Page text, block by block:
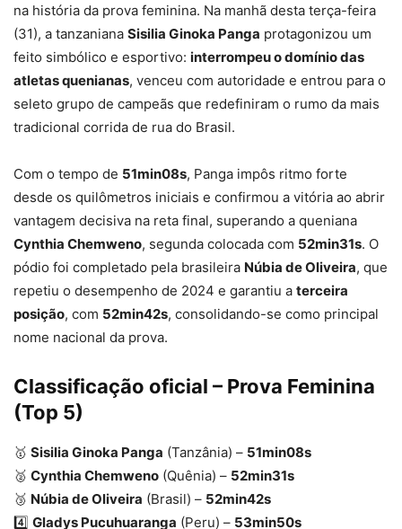
na história da prova feminina. Na manhã desta terça-feira
(31), a tanzaniana Sisilia Ginoka Panga protagonizou um
feito simbólico e esportivo: interrompeu o domínio das
atletas quenianas, venceu com autoridade e entrou para o
seleto grupo de campeãs que redefiniram o rumo da mais
tradicional corrida de rua do Brasil.
Com o tempo de 51min08s, Panga impôs ritmo forte
desde os quilômetros iniciais e confirmou a vitória ao abrir
vantagem decisiva na reta final, superando a queniana
Cynthia Chemweno, segunda colocada com 52min31s. O
pódio foi completado pela brasileira Núbia de Oliveira, que
repetiu o desempenho de 2024 e garantiu a terceira
posição, com 52min42s, consolidando-se como principal
nome nacional da prova.
Classificação oficial – Prova Feminina
(Top 5)
🥇 Sisilia Ginoka Panga (Tanzânia) – 51min08s
🥈 Cynthia Chemweno (Quênia) – 52min31s
🥉 Núbia de Oliveira (Brasil) – 52min42s
4️⃣ Gladys Pucuhuaranga (Peru) – 53min50s